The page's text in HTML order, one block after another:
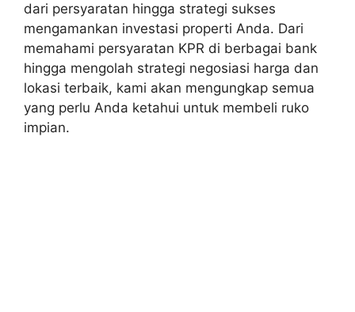
dari persyaratan hingga strategi sukses
mengamankan investasi properti Anda. Dari
memahami persyaratan KPR di berbagai bank
hingga mengolah strategi negosiasi harga dan
lokasi terbaik, kami akan mengungkap semua
yang perlu Anda ketahui untuk membeli ruko
impian.